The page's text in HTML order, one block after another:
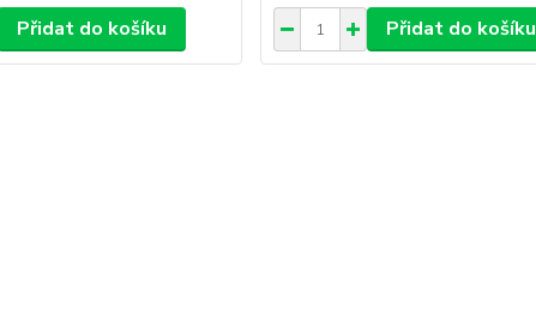
Přidat do košíku Přidat do košíku